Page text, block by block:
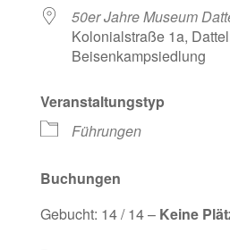
50er Jahre Museum
Kolonialstraße 1a,
Beisenkampsiedlung
Veranstaltungstyp
Führungen
Buchungen
Gebucht: 14 / 14 – Keine